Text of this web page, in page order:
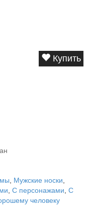
Купить
Мужские носки
С персонажами С
человеку